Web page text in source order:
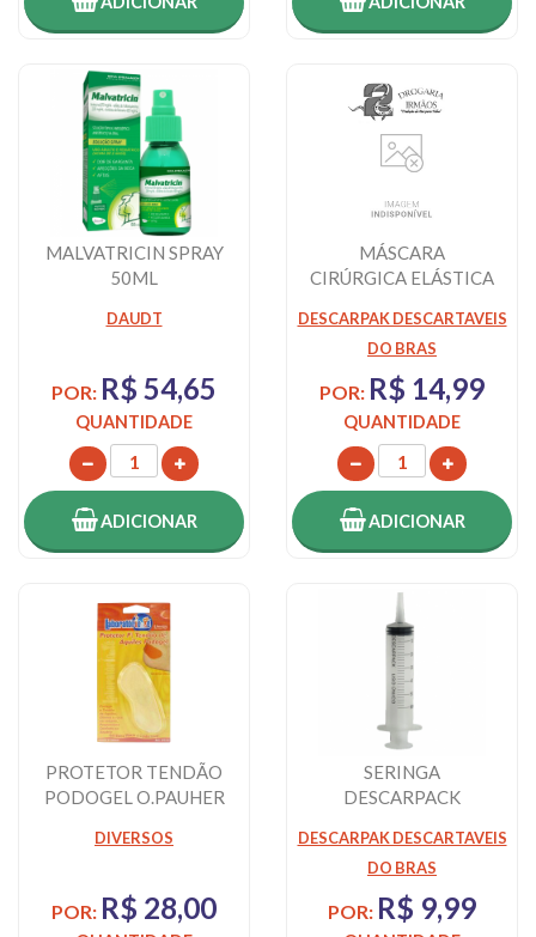
MALVATRICIN SPRAY
50ML
DAUDT
POR: R$ 54,65
QUANTIDADE
ADICIONAR
MÁSCARA
CIRÚRGICA ELÁSTICA
UNIDADES
DESCARPAC...
DESCARPAK DESCARTAVEIS
DO BRAS
POR: R$ 14,99
QUANTIDADE
ADICIONAR
PROTETOR TENDÃO
PODOGEL O.PAUHER
DIVERSOS
POR: R$ 28,00
SERINGA
DESCARPACK
DESCARPAK DESCARTAVEIS
DO BRAS
POR: R$ 9,99